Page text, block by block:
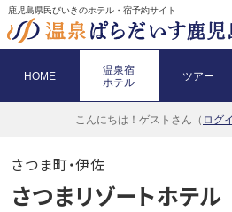
鹿児島県民びいきのホテル・宿予約サイト
HOME
温泉宿
ホテル
ツアー
こんにちは！ ゲストさん（ ログ
さつま町・伊佐
さつまリゾートホテル